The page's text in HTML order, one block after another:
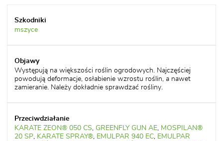
mszyce
Występują na większości roślin ogrodowych. Najczęściej
powodują deformacje, osłabienie wzrostu roślin, a nawet
zamieranie. Należy dokładnie sprawdzać rośliny.
KARATE ZEON® 050 CS, GREENFLY GUN AE, MOSPILAN®
20 SP, KARATE SPRAY®, EMULPAR 940 EC, EMULPAR